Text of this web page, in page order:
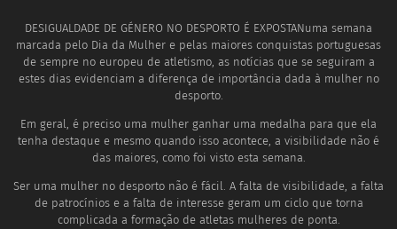
DESIGUALDADE DE GÉNERO NO DESPORTO É EXPOSTANuma semana
marcada pelo Dia da Mulher e pelas maiores conquistas portuguesas
de sempre no europeu de atletismo, as notícias que se seguiram a
estes dias evidenciam a diferença de importância dada à mulher no
desporto.
Em geral, é preciso uma mulher ganhar uma medalha para que ela
tenha destaque e mesmo quando isso acontece, a visibilidade não é
das maiores, como foi visto esta semana.
Ser uma mulher no desporto não é fácil. A falta de visibilidade, a falta
de patrocínios e a falta de interesse geram um ciclo que torna
complicada a formação de atletas mulheres de ponta.